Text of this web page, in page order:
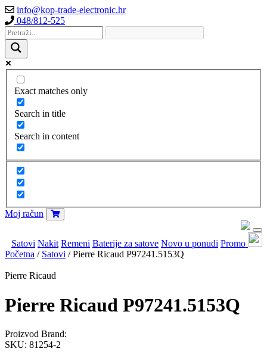
info@kop-trade-electronic.hr
048/812-525
Exact matches only
Search in title
Search in content
Moj račun
Satovi Nakit Remeni Baterije za satove Novo u ponudi Promo
Početna / Satovi / Pierre Ricaud P97241.5153Q
Pierre Ricaud
Pierre Ricaud P97241.5153Q
SKU: 81254-2
Proizvod Brand: